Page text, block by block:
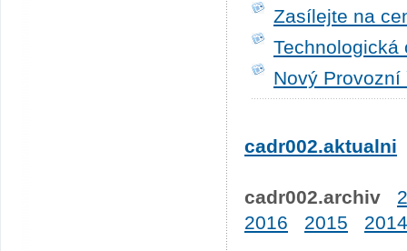
Zasílejte na
Technologická
Nový
cadr002.aktualni
cadr002.archiv
2016
2015 2014